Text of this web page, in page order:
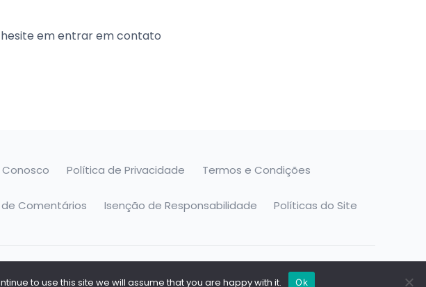
hesite em entrar em contato
Conosco Política de Privacidade Termos e Condições
Comentários Isenção de Responsabilidade Políticas do Site
to use this site we will assume that you are happy with it. Ok